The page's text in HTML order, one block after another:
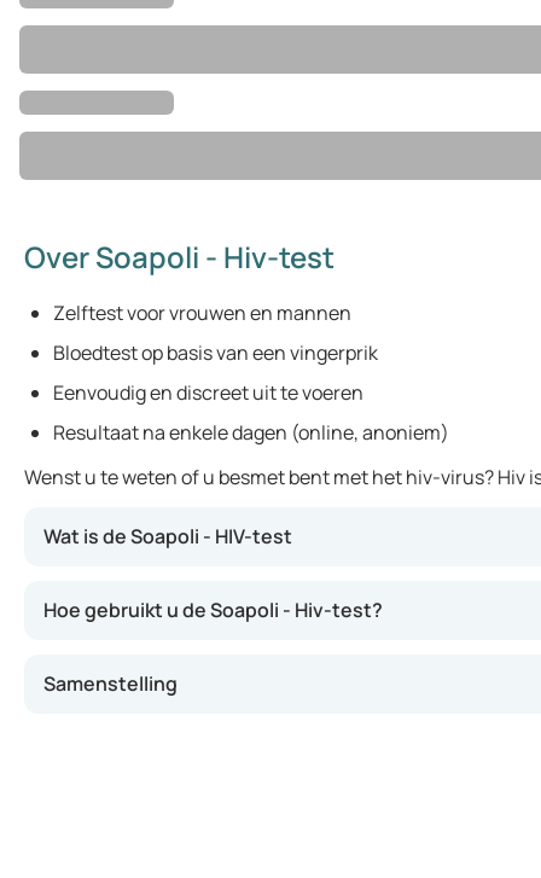
Over Soapoli - Hiv-test
Zelftest voor vrouwen en mannen
Bloedtest op basis van een vingerprik
Eenvoudig en discreet uit te voeren
Resultaat na enkele dagen (online, anoniem)
Wenst u te weten of u besmet bent met het hiv-virus?
Wat is de Soapoli - HIV-test
Vermoeidheid, algemeen onwelzijn;
Hoe gebruikt u de Soapoli - Hiv-test?
Samenstelling